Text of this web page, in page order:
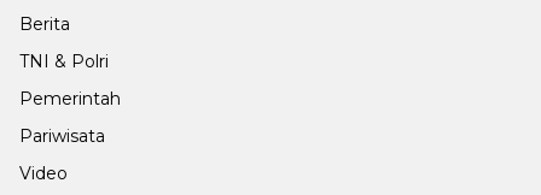
Berita
TNI & Polri
Pemerintah
Pariwisata
Video